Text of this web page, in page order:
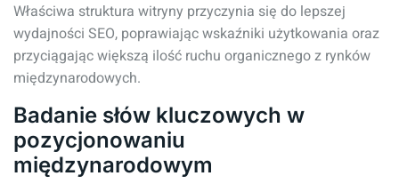
Właściwa struktura witryny przyczynia się do lepszej
wydajności SEO, poprawiając wskaźniki użytkowania oraz
przyciągając większą ilość ruchu organicznego z rynków
międzynarodowych.
Badanie słów kluczowych w
pozycjonowaniu
międzynarodowym